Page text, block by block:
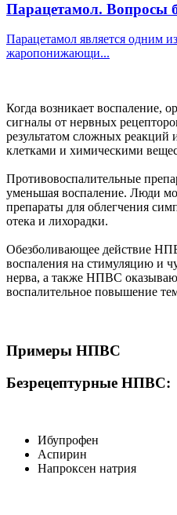
Парацетамол. Вопросы
Парацетамол является одним
жаропонижающи...
Когда возникает воспаление,
сигналы от нервных
результатом сложных реакций
клетками и химическими
Противовоспалительные
уменьшая воспаление. Люди
препараты для облегчения
отека и лихорадки.
Обезболивающее действие
воспаления на стимуляцию и
нерва, а также НПВС
воспалительное повышение
Примеры НПВС
Безрецептурные НПВС:
Ибупрофен
Аспирин
Напроксен натрия